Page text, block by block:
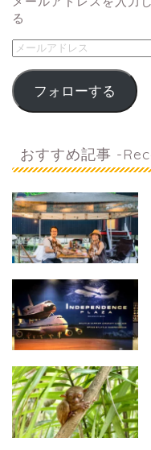
る
フォローする
おすすめ記事 -